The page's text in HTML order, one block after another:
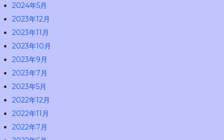
2024年5月
2023年12月
2023年11月
2023年10月
2023年9月
2023年7月
2023年5月
2022年12月
2022年11月
2022年7月